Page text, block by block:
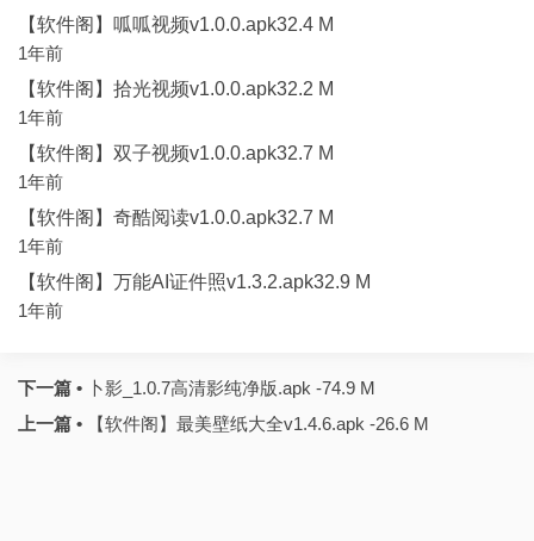
【软件阁】呱呱视频v1.0.0.apk32.4 M
1年前
【软件阁】拾光视频v1.0.0.apk32.2 M
1年前
【软件阁】双子视频v1.0.0.apk32.7 M
1年前
【软件阁】奇酷阅读v1.0.0.apk32.7 M
1年前
【软件阁】万能AI证件照v1.3.2.apk32.9 M
1年前
下一篇 • 卜影_1.0.7高清影纯净版.apk -74.9 M
上一篇 • 【软件阁】最美壁纸大全v1.4.6.apk -26.6 M